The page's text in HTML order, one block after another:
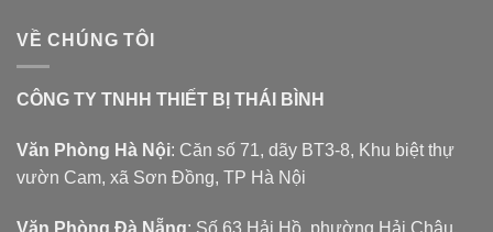
VỀ CHÚNG TÔI
CÔNG TY TNHH THIẾT BỊ THÁI BÌNH
Văn Phòng Hà Nội: Căn số 71, dãy BT3-8, Khu biệt thự
vườn Cam, xã Sơn Đồng, TP Hà Nội
Văn Phòng Đà Nẵng: Số 63 Hải Hồ, phường Hải Châu,